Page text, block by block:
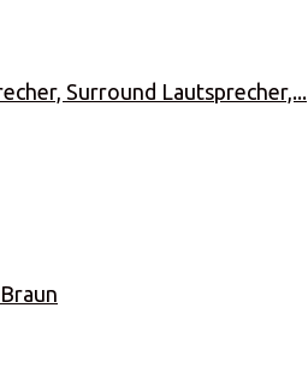
Surround Lautsprecher,...